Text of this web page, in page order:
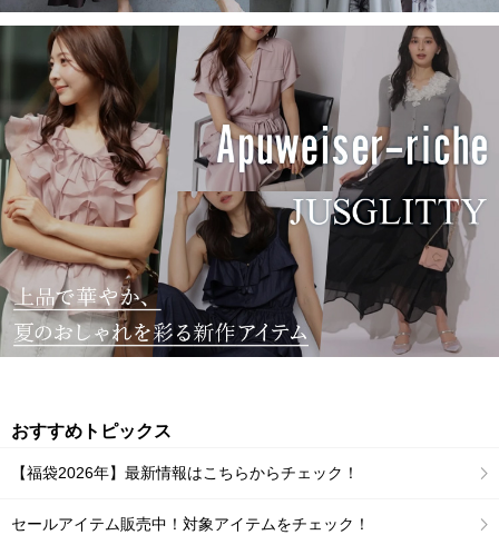
おすすめトピックス
【福袋2026年】最新情報はこちらからチェック！
セールアイテム販売中！対象アイテムをチェック！